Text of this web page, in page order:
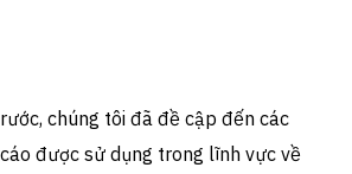
chúng tôi đã đề cập đến các
được sử dụng trong lĩnh vực về